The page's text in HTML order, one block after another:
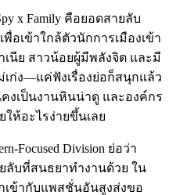
x Family คือยอดสายลับ
อเข้าใกล้ตัวนักการเมืองเข้า
เนีย สาวน้อยผู้มีพลังจิต และมี
เก่ง—แค่ฟังเรื่องย่อก็สนุกแล้ว
งเป็นงานหินน่าดู และองค์กร
ให้อะไรง่ายขึ้นเลย
Focused Division ย่อว่า
ลับที่สนธยาทำงานด้วย ใน
ข้ากับแพสชั่นอันสูงส่งขอ